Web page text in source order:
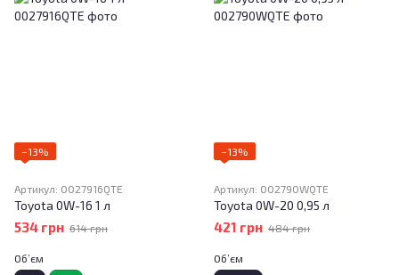
−13%
Артикул: 0027916QTE
Toyota 0W-16 1 л
534 грн 614 грн
Об’єм
−13%
Артикул: 002790WQTE
Toyota 0W-20 0,95 л
421 грн 484 грн
Об’єм